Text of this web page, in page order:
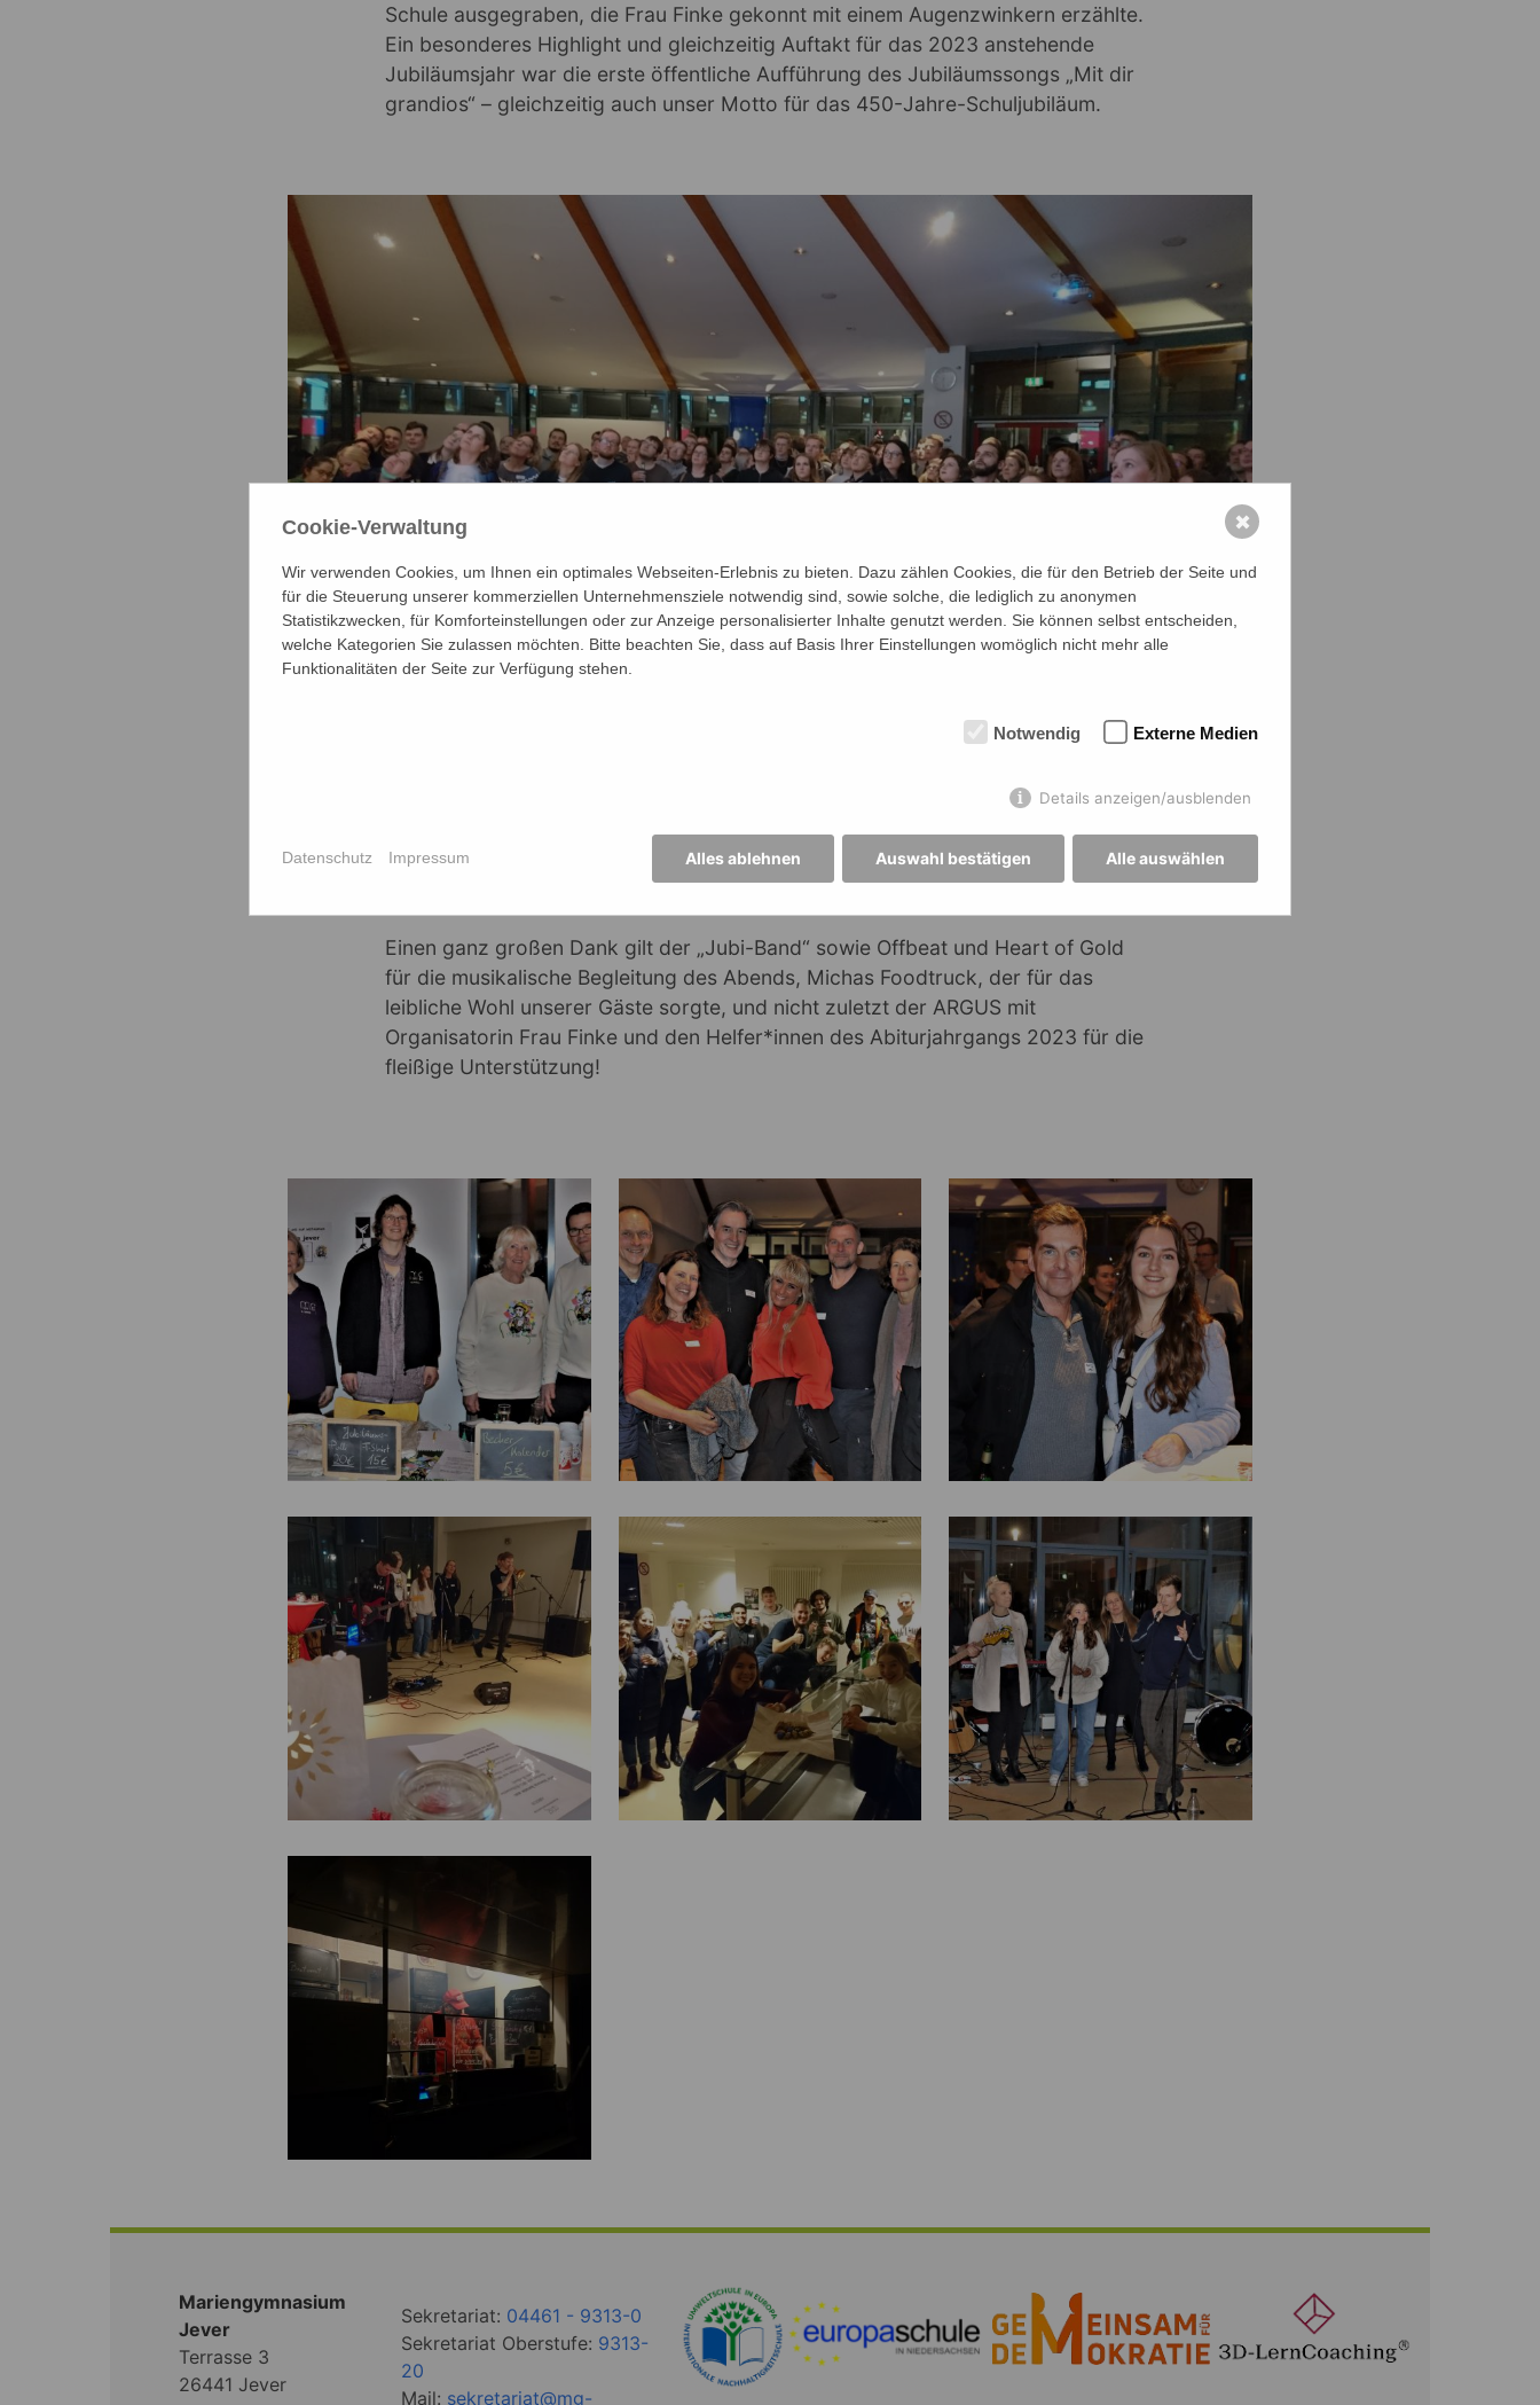
Schule ausgegraben, die Frau Finke gekonnt mit einem Augenzwinkern erzählte.
Ein besonderes Highlight und gleichzeitig Auftakt für das 2023 anstehende
Jubiläumsjahr war die erste öffentliche Aufführung des Jubiläumssongs „Mit dir
grandios“ – gleichzeitig auch unser Motto für das 450-Jahre-Schuljubiläum.
Nach den vielen tollen Begegnungen und Gesprächen freuen wir uns über dieses
schöne und besucherreiche Alumni-Treffen 2022 und summen uns
Einen ganz großen Dank gilt der „Jubi-Band“ sowie Offbeat und Heart of Gold
für die musikalische Begleitung des Abends, Michas Foodtruck, der für das
leibliche Wohl unserer Gäste sorgte, und nicht zuletzt der ARGUS mit
Organisatorin Frau Finke und den Helfer*innen des Abiturjahrgangs 2023 für die
fleißige Unterstützung!
Mariengymnasium
Jever
Terrasse 3
26441 Jever
Sekretariat: 04461 - 9313-0
Sekretariat Oberstufe: 9313-
20
Mail: sekretariat@mg-
Cookie-Verwaltung
Wir verwenden Cookies, um Ihnen ein optimales Webseiten-Erlebnis zu bieten. Dazu zählen Cookies, die für den Betrieb der Seite und
für die Steuerung unserer kommerziellen Unternehmensziele notwendig sind, sowie solche, die lediglich zu anonymen
Statistikzwecken, für Komforteinstellungen oder zur Anzeige personalisierter Inhalte genutzt werden. Sie können selbst entscheiden,
welche Kategorien Sie zulassen möchten. Bitte beachten Sie, dass auf Basis Ihrer Einstellungen womöglich nicht mehr alle
Funktionalitäten der Seite zur Verfügung stehen.
Notwendig Externe Medien
Details anzeigen/ausblenden
Alles ablehnen Auswahl bestätigen Alle auswählen
Datenschutz Impressum
✖